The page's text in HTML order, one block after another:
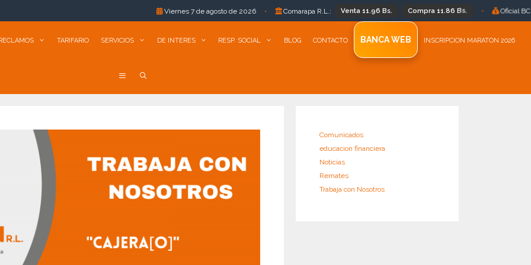
Viernes 7 de agosto de 2026 • Comarapa R.L.: Venta 11.96 Bs. Compra 11.86 Bs. • Oficial BCB: Bs
TARIFARIO SERVICIOS DE INTERES RESP. SOCIAL BLOG CONTACTO BANCA WEB INSCRIPCION MARATON 2026
Comunicados
educacion financiera
Noticias
Remates
Trabaja con Nosotros